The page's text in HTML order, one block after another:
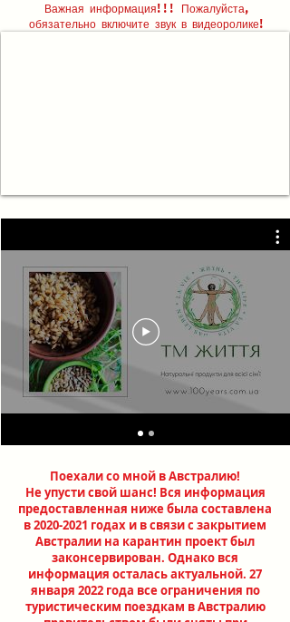
Важная информация!!! Пожалуйста,
обязательно включите звук в видеоролике!
Поехали со мной в Австралию!
Не упусти свой шанс! Вся информация
предоставленная ниже была составлена
в2020-2021 годах и в связи с закрытием
Австралии на карантин проект был
законсервирован. Однако вся
информация осталась актуальной. 27
января 2022 года все ограничения по
туристическим поездкам в Австралию